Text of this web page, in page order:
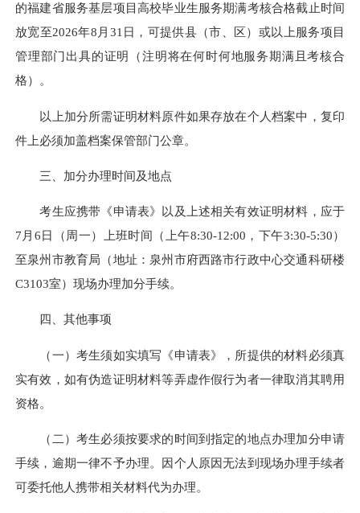
的福建省服务基层项目高校毕业生服务期满考核合格截止时间
放宽至2026年8月31日，可提供县（市、区）或以上服务项目
管理部门出具的证明（注明将在何时何地服务期满且考核合
格）。
以上加分所需证明材料原件如果存放在个人档案中，复印
件上必须加盖档案保管部门公章。
三、加分办理时间及地点
考生应携带《申请表》以及上述相关有效证明材料，应于
7月6日（周一）上班时间（上午8:30-12:00，下午3:30-5:30）
至泉州市教育局（地址：泉州市府西路市行政中心交通科研楼
C3103室）现场办理加分手续。
四、其他事项
（一）考生须如实填写《申请表》，所提供的材料必须真
实有效，如有伪造证明材料等弄虚作假行为者一律取消其聘用
资格。
（二）考生必须按要求的时间到指定的地点办理加分申请
手续，逾期一律不予办理。因个人原因无法到现场办理手续者
可委托他人携带相关材料代为办理。